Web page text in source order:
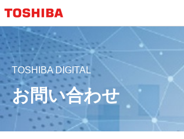
ジ
ャ
ン
プ
TOSHIBA DIGITAL
お問い合わせ